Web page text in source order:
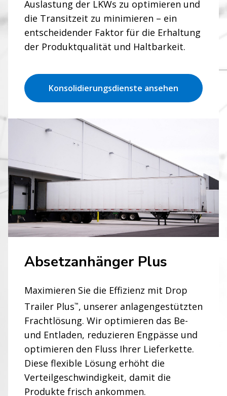
Auslastung der LKWs zu optimieren und
die Transitzeit zu minimieren – ein
entscheidender Faktor für die Erhaltung
der Produktqualität und Haltbarkeit.
Konsolidierungsdienste ansehen
Absetzanhänger Plus
Maximieren Sie die Effizienz mit Drop
Trailer Plus™, unserer anlagengestützten
Frachtlösung. Wir optimieren das Be-
und Entladen, reduzieren Engpässe und
optimieren den Fluss Ihrer Lieferkette.
Diese flexible Lösung erhöht die
Verteilgeschwindigkeit, damit die
Produkte frisch ankommen.